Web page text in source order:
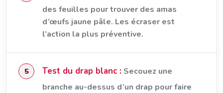
des feuilles pour trouver des amas
d’œufs jaune pâle. Les écraser est
l’action la plus préventive.
Test du drap blanc : Secouez une
branche au-dessus d’un drap pour faire